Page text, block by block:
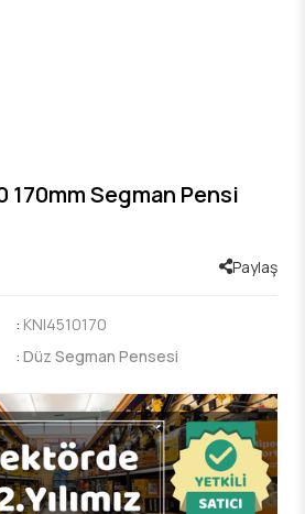
170mm Segman Pensi
Paylaş
: KNI4510170
: Düz Segman Pensesi